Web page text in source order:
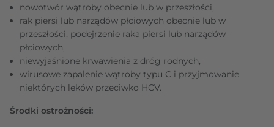
nowotwór wątroby obecnie lub w przeszłości,
rak piersi lub narządów płciowych obecnie lub w
przeszłości, podejrzenie raka piersi lub narządów
płciowych,
niewyjaśnione krwawienia z dróg rodnych,
wirusowe zapalenie wątroby typu C i przyjmowanie
niektórych leków przeciwko HCV.
Środki ostrożności: